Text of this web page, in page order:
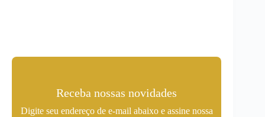
Receba nossas novidades
Digite seu endereço de e-mail abaixo e assine nossa